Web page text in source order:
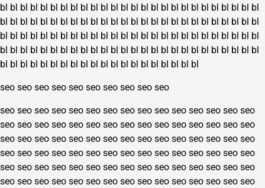
bl bl bl bl bl bl bl bl bl bl bl bl bl bl bl bl bl bl bl bl bl bl bl bl bl bl
bl bl bl bl bl bl bl bl bl bl bl bl bl bl bl bl bl bl bl bl bl bl bl bl bl bl
bl bl bl bl bl bl bl bl bl bl bl bl bl bl bl bl bl bl bl bl bl bl bl bl bl bl
bl bl bl bl bl bl bl bl bl bl bl bl bl bl bl bl bl bl bl bl bl bl bl bl bl bl
bl bl bl bl bl bl bl bl bl bl bl bl bl bl bl bl bl bl bl bl
seo seo seo seo seo seo seo seo seo seo
seo seo seo seo seo seo seo seo seo seo seo seo seo seo seo
seo seo seo seo seo seo seo seo seo seo seo seo seo seo seo
seo seo seo seo seo seo seo seo seo seo seo seo seo seo seo
seo seo seo seo seo seo seo seo seo seo seo seo seo seo seo
seo seo seo seo seo seo seo seo seo seo seo seo seo seo seo
seo seo seo seo seo seo seo seo seo seo seo seo seo seo seo